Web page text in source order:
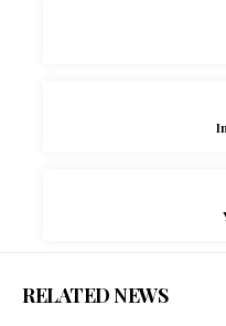
RELATED NEWS